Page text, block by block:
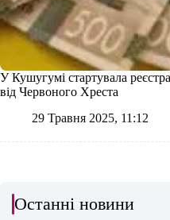
У Кушугумі стартувала
від Червоного Хреста
29 Травня 2025, 11:12
Останні новини